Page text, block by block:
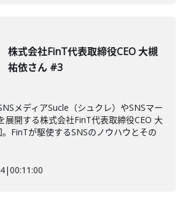
株式会社FinT代表取締役CEO 大槻
祐依さん #3
メディアSucle（シュクレ）やSNSマー
展開する株式会社FinT代表取締役CEO 大
FinTが駆使するSNSのノウハウとその
|00:11:00